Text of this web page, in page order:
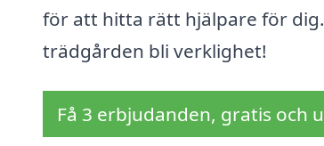
för att hitta rätt hjälpare för
trädgården bli verklighet!
Få 3 erbjudanden, gratis och